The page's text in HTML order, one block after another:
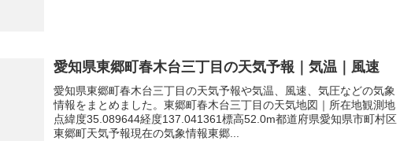
愛知県東郷町春木台三丁目の天気予報｜気温｜風速
愛知県東郷町春木台三丁目の天気予報や気温、風速、気圧などの気象
情報をまとめました。東郷町春木台三丁目の天気地図｜所在地観測地
点緯度35.089644経度137.041361標高52.0m都道府県愛知県市町村区
東郷町天気予報現在の気象情報東郷...